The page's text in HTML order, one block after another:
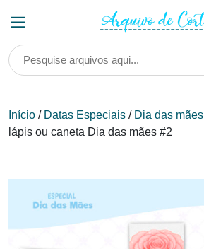
Início / Datas Especiais / Dia das mães
lápis ou caneta Dia das mães #2